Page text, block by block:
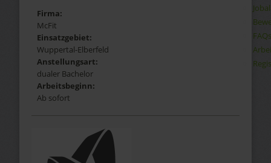
FAQs
Firma:
McFit
Einsatzgebiet:
Wuppertal-Elberfeld
Anstellungsart:
dualer Bachelor
Arbeitsbeginn:
Ab sofort